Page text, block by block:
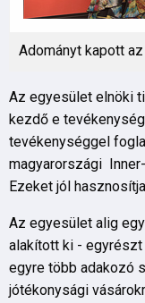
Adományt kapott
Az egyesület elnöki
kezdő e
tevékenységgel
magyarországi
Ezeket jól
Az egyesület alig
alakított ki -
egyre több adakozó
jótékonysági